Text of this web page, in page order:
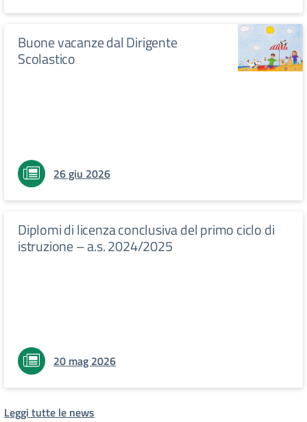
Buone vacanze dal Dirigente
Scolastico
26 giu 2026
Diplomi di licenza conclusiva del primo ciclo di
istruzione – a.s. 2024/2025
20 mag 2026
Leggi tutte le news